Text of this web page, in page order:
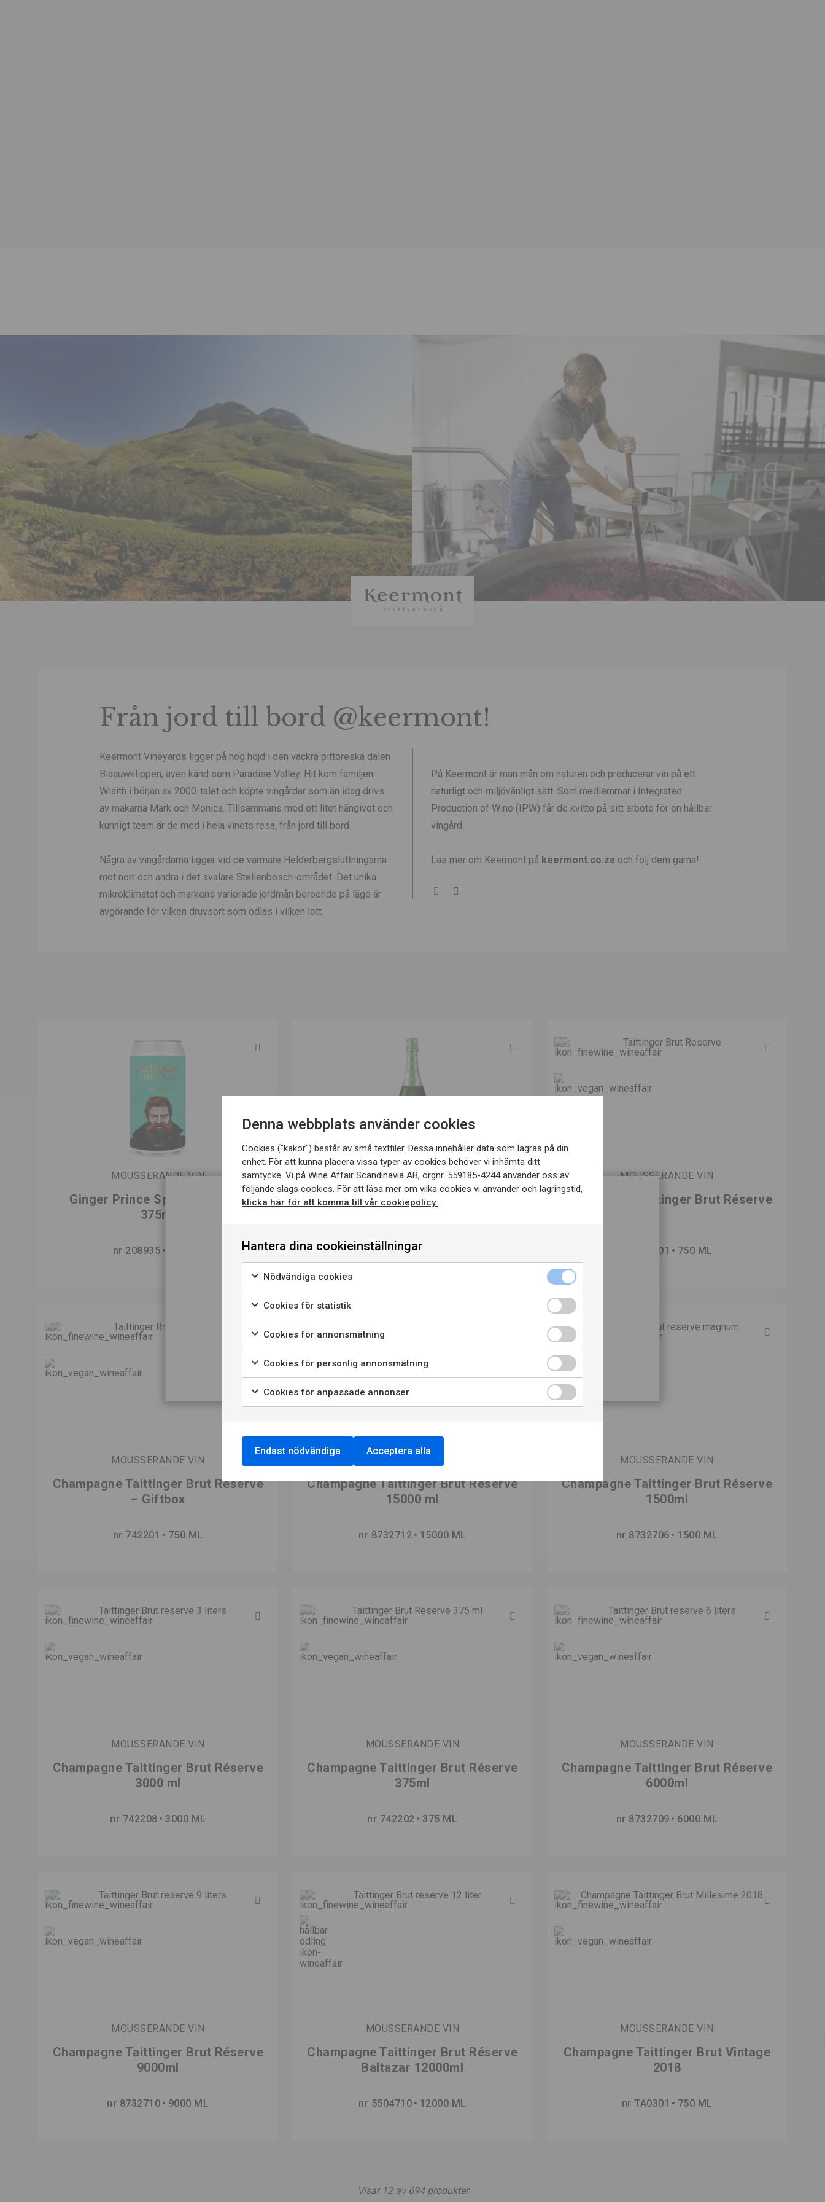
Från jord till bord @keermont!
Keermont Vineyards ligger på hög höjd i den vackra pittoreska dalen
Blaauwklippen, även känd som Paradise Valley. Hit kom familjen
Wraith i början av 2000-talet och köpte vingårdar som än idag drivs
av makarna Mark och Monica. Tillsammans med ett litet hängivet och
kunnigt team är de med i hela vinets resa, från jord till bord.
Några av vingårdarna ligger vid de varmare Helderbergsluttningarna
mot norr och andra i det svalare Stellenbosch-området. Det unika
mikroklimatet och markens varierade jordmån beroende på läge är
avgörande för vilken druvsort som odlas i vilken lott.
På Keermont är man mån om naturen och producerar vin på ett
naturligt och miljövänligt sätt. Som medlemmar i Integrated
Production of Wine (IPW) får de kvitto på sitt arbete för en hållbar
vingård.
Läs mer om Keermont på keermont.co.za och följ dem gärna!
MOUSSERANDE VIN
Ginger Prince Sparkling White
375ml
nr 208935
MOUSSERANDE VIN
Cuvée No 7 Brut Blanc de Blancs
nr 757401
MOUSSERANDE VIN
Champagne Taittinger Brut Réserve
nr TA0101 750 ML
MOUSSERANDE VIN
Champagne Taittinger Brut Réserve
– Giftbox
nr 742201 750 ML
MOUSSERANDE VIN
Champagne Taittinger Brut Réserve
15000 ml
nr 8732712 15000 ML
MOUSSERANDE VIN
Champagne Taittinger Brut Réserve
1500ml
nr 8732706 1500 ML
MOUSSERANDE VIN
Champagne Taittinger Brut Réserve
3000 ml
nr 742208 3000 ML
MOUSSERANDE VIN
Champagne Taittinger Brut Réserve
375ml
nr 742202 375 ML
MOUSSERANDE VIN
Champagne Taittinger Brut Réserve
6000ml
nr 8732709 6000 ML
MOUSSERANDE VIN
Champagne Taittinger Brut Réserve
9000ml
nr 8732710 9000 ML
MOUSSERANDE VIN
Champagne Taittinger Brut Réserve
Baltazar 12000ml
nr 5504710 12000 ML
MOUSSERANDE VIN
Champagne Taittinger Brut Vintage
2018
nr TA0301 750 ML
Visar 12av 694produkter
Denna webbplats använder cookies
Cookies ("kakor") består av små textfiler. Dessa innehåller data som lagras på din
enhet. För att kunna placera vissa typer av cookies behöver vi inhämta ditt
samtycke. Vi på Wine Affair Scandinavia AB, orgnr. 559185-4244 använder oss av
följande slags cookies. För att läsa mer om vilka cookies vi använder och lagringstid,
klicka här för att komma till vår cookiepolicy.
Hantera dina cookieinställningar
Nödvändiga cookies
Cookies för statistik
Cookies för annonsmätning
Cookies för personlig annonsmätning
Cookies för anpassade annonser
Endast nödvändiga Acceptera alla
Denna sida innehåller information om alkoholhaltiga drycker och
riktar sig till dig som fyllt 20 år.
När jag bekräftar att jag är 20 år eller äldre godkänner jag också
att webbplatsen använder cookies.